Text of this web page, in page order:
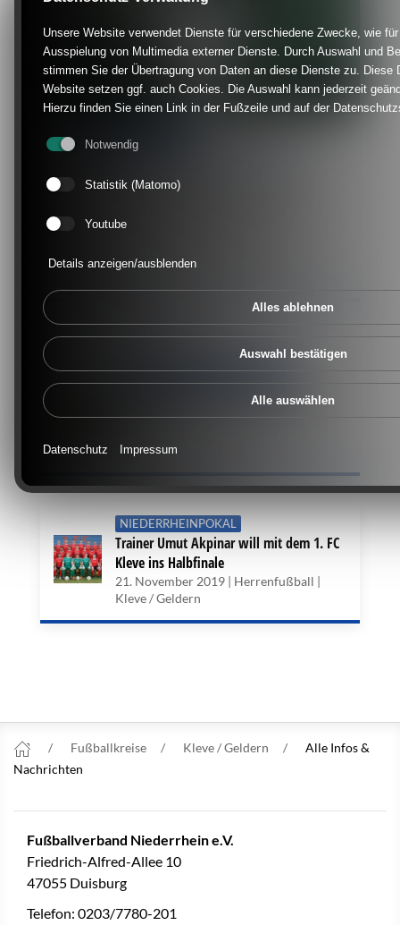
HERREN KREISPOKAL
SV Hö./Nie. muss nach Rindern
Vorschlussrunde ausgelost. SV Nütterden
Geldern
AUFGRUND ORKANWARNUNG
Absage für sämtliche Sonntagsspiele ab
14 Uhr
Geldern
NIEDERRHEINPOKAL
Trainer Umut Akpinar will mit dem 1. FC
Kleve ins Halbfinale
21. November 2019 | Herrenfußball |
Kleve / Geldern
Fußballkreise Kleve / Geldern
Alle Infos &
Nachrichten
Fußballverband Niederrhein e.V.
Friedrich-Alfred-Allee 10
47055 Duisburg
Telefon: 0203/7780-201
Unsere Website verwendet Dienste für verschiedene Zwecke, wie
Ausspielung von Multimedia externer Dienste. Durch Auswahl und
stimmen Sie der Übertragung von Daten an diese Dienste zu. Diese
Website setzen ggf. auch Cookies. Die Auswahl kann jederzeit
Hierzu finden Sie einen Link in der Fußzeile und auf der
Notwendig
Statistik (Matomo)
Youtube
Details anzeigen/ausblenden
Alles ablehnen
Auswahl bestätigen
Alle auswählen
Datenschutz Impressum